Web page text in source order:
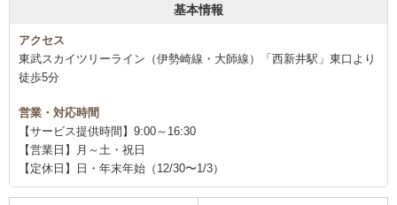
基本情報
アクセス
東武スカイツリーライン（伊勢崎線・大師線）「西新井駅」東口より
徒歩5分
営業・対応時間
【サービス提供時間】9:00～16:30
【営業日】月～土・祝日
【定休日】日・年末年始（12/30〜1/3）